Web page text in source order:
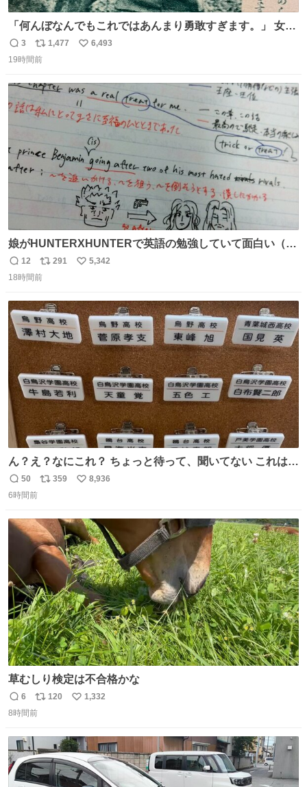
「何んぼなんでもこれではあんまり勇敢すぎます。」 女性
の立ち振る舞い指南コーナーで、大股を「下品」や「はし
たない」という言葉を使わず「勇敢すぎます」と洒落っ気
っていきたい… （昭和4年婦人倶楽部新年号より）
返
信
3
リ
ポ
ト
数
1,477
い
数
6,493
19時間前
娘がHUNTERXHUNTERで英語の勉強していて面白い（娘
の許可済み）
返
信
12
リ
ポ
ト
数
291
い
数
5,342
18時間前
ん？え？なにこれ？ ちょっと待って、聞いてない これは販
売されているのもですか？
返
信
50
リ
ト
数
359
い
数
8,936
6時間前
草むしり検定は不合格かな
返
信
6
リ
ポ
ト
数
120
い
数
1,332
8時間前